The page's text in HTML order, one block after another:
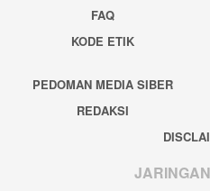
FAQ
KODE ETIK
PEDOMAN MEDIA SIBER
REDAKSI